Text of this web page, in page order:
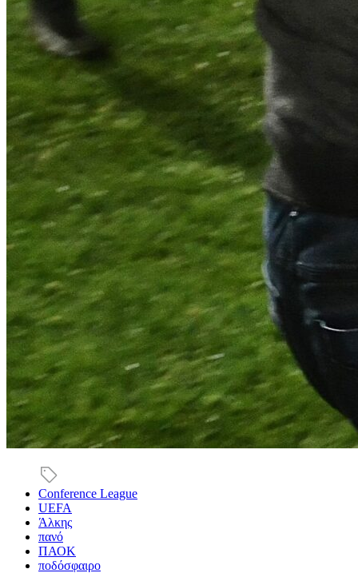
Conference League
UEFA
Άλκης
πανό
ΠΑΟΚ
ποδόσφαιρο